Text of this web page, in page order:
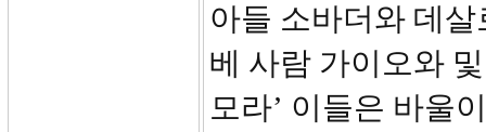
아들 소바더와 데
베 사람 가이오와
모라’ 이들은 바울